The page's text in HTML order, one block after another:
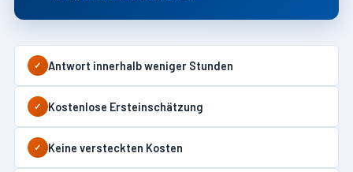
✓ Antwort innerhalb weniger Stunden
✓ Kostenlose Ersteinschätzung
✓ Keine versteckten Kosten